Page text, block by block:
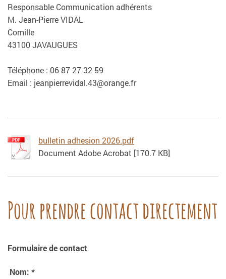
Responsable Communication adhérents
M. Jean-Pierre VIDAL
Cornille
43100 JAVAUGUES
Téléphone : 06 87 27 32 59
Email : jeanpierrevidal.43@orange.fr
bulletin adhesion 2026.pdf
Document Adobe Acrobat [170.7 KB]
Pour prendre contact directement
Formulaire de contact
Nom: *